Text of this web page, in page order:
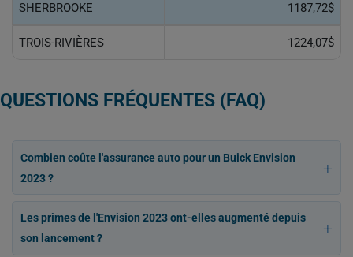
SHERBROOKE 1187,72$
TROIS-RIVIÈRES 1224,07$
QUESTIONS FRÉQUENTES (FAQ)
Combien coûte l'assurance auto pour un Buick Envision
2023 ?
Les primes de l'Envision 2023 ont-elles augmenté depuis
son lancement ?